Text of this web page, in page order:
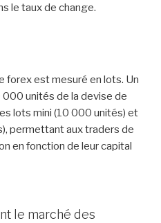
le taux de change.
forex est mesuré en lots. Un
unités de la devise de
lots mini (10 000 unités) et
permettant aux traders de
en fonction de leur capital
le marché des